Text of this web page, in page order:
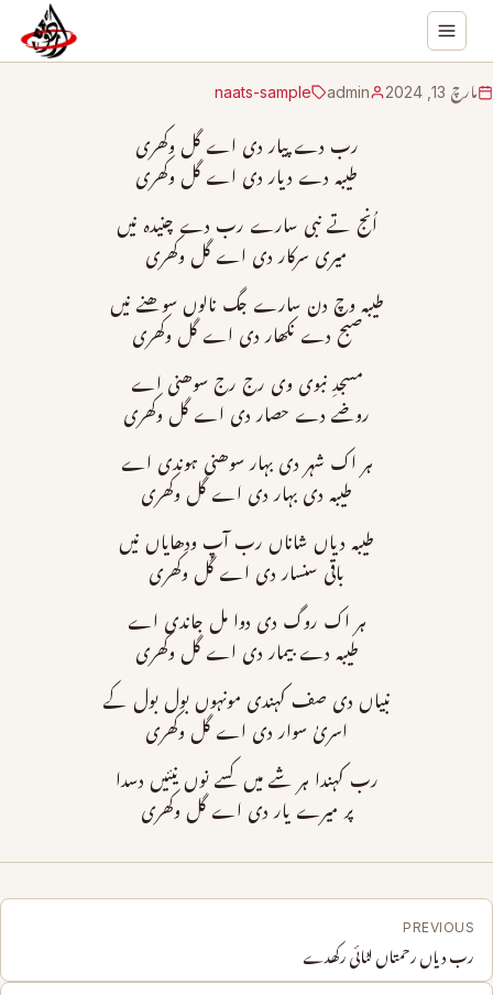
مارچ 13, 2024 admin
naats-sample
رب دے پیار دی اے گل وکھری
طیبہ دے دیار دی اے گل وکھری
اُنج تے نبی سارے رب دے چنیدہ نیں
میری سرکار دی اے گل وکھری
طیبہ وچ دن سارے جگ نالوں سوھنے نیں
صبح دے نکھار دی اے گل وکھری
مسجدِ نبوی وی رج رج سوھنی اے
روضے دے حصار دی اے گل وکھری
ہر اک شہر دی بہار سوھنی ہوندی اے
طیبہ دی بہار دی اے گل وکھری
طیبہ دیاں شاناں رب آپ ودھایاں نیں
باقی سنسار دی اے گل وکھری
ہر اک روگ دی دوا مل جاندی اے
طیبہ دے بیمار دی اے گل وکھری
نبیاں دی صف کہندی مونہوں بول بول کے
اسریٰ سوار دی اے گل وکھری
رب کہندا ہر شے میں کسے نوں نیئیں دسدا
پر میرے یار دی اے گل وکھری
PREVIOUS
رب دیاں رحمتاں لٹائی رکھدے